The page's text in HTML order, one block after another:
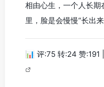
相由心生，一个人长
里，脸是会慢慢“长出来
📊 评:75 转:24 赞:191